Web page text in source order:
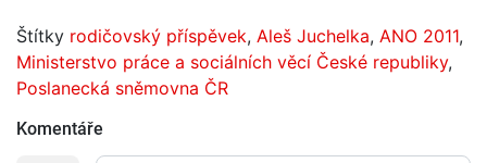
Štítky rodičovský příspěvek, Aleš Juchelka, ANO 2011,
Ministerstvo práce a sociálních věcí České republiky,
Poslanecká sněmovna ČR
Komentáře